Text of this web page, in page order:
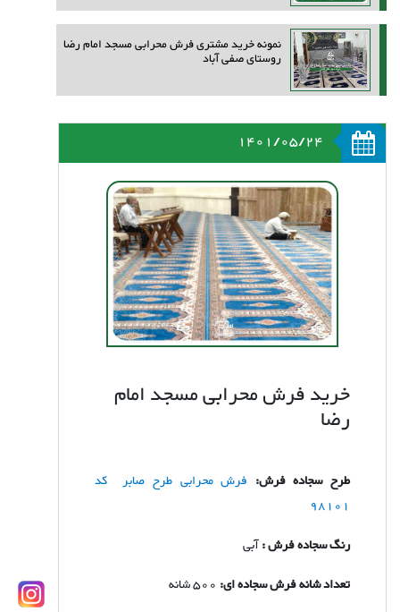
نمونه خرید مشتری فرش محرابی مسجد امام رضا
روستای صفی آباد
1401/05/24
خرید فرش محرابی مسجد امام
رضا
طرح سجاده فرش: فرش محرابی طرح صابر کد
98101
رنگ سجاده فرش :آبی
تعداد شانه فرش سجاده ای: